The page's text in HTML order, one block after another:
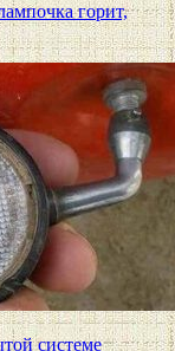
горит,
системе